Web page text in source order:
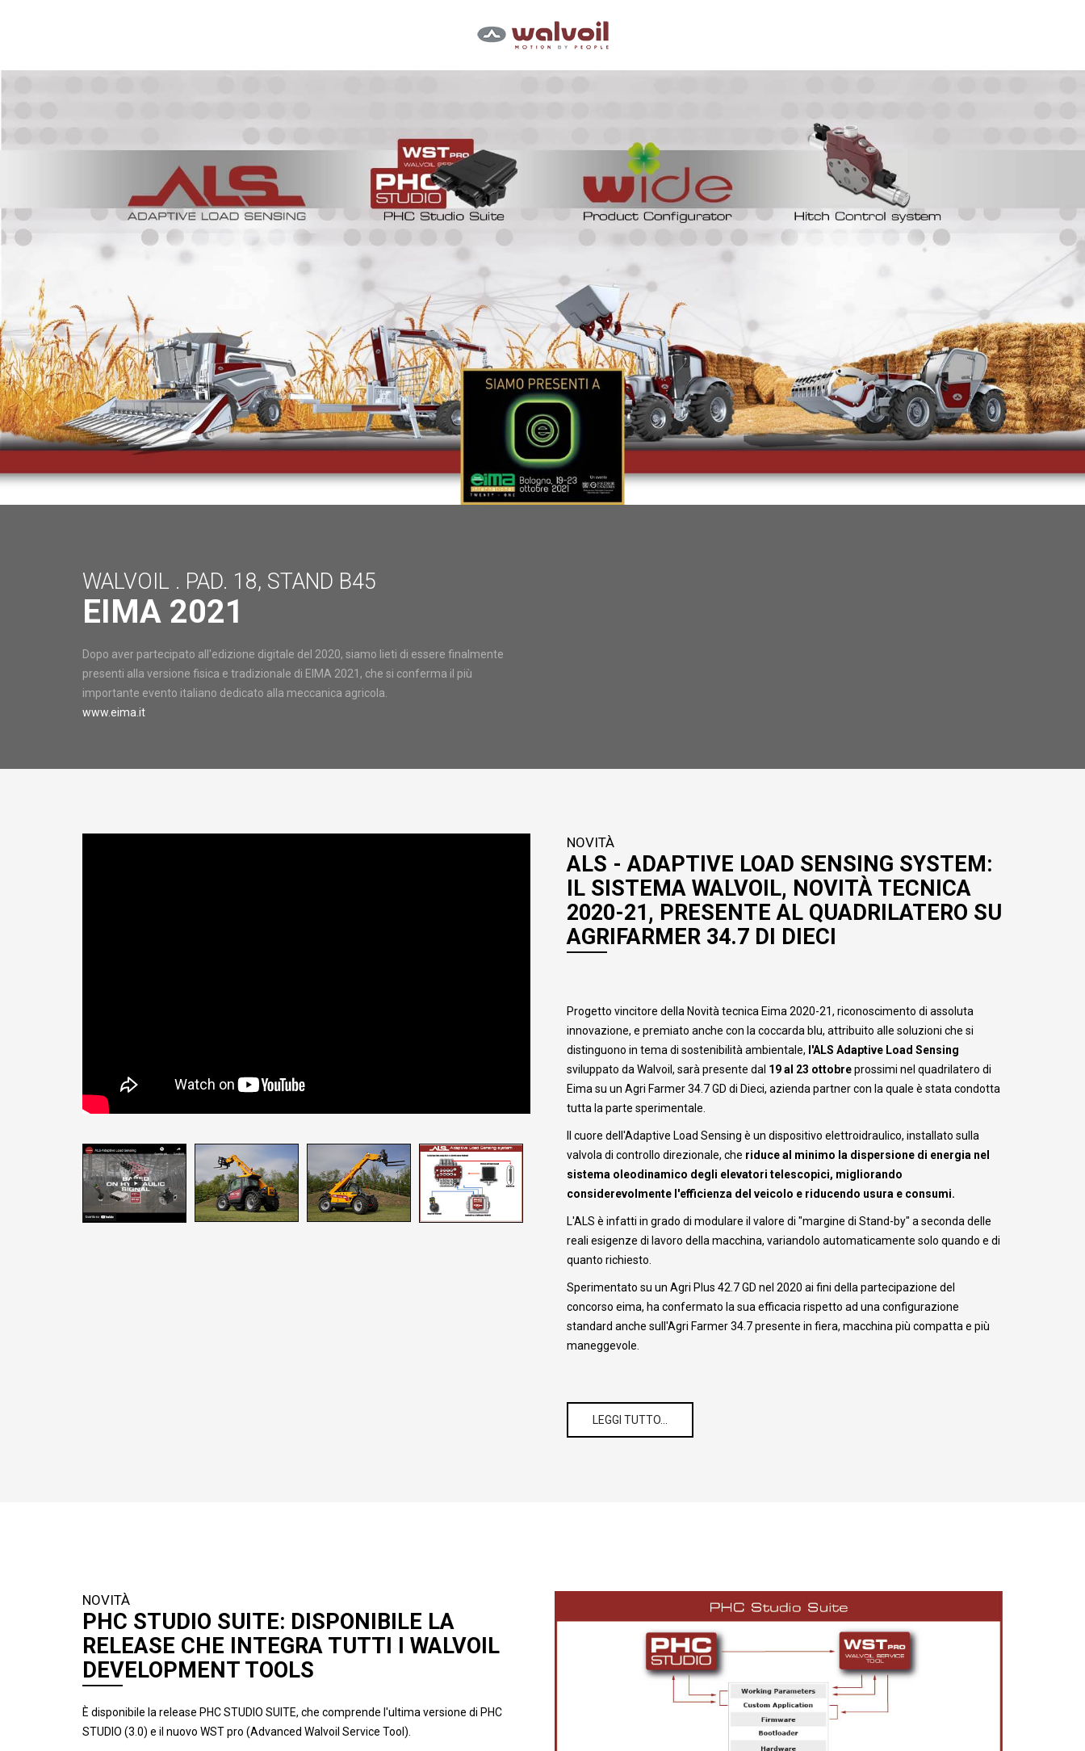
WALVOIL . PAD. 18, STAND B45
EIMA 2021
Dopo aver partecipato all'edizione digitale del 2020, siamo lieti di essere finalmente
presenti alla versione fisica e tradizionale di EIMA 2021, che si conferma il più
importante evento italiano dedicato alla meccanica agricola.
www.eima.it
NOVITÀ
ALS - ADAPTIVE LOAD SENSING SYSTEM:
IL SISTEMA WALVOIL, NOVITÀ TECNICA
2020-21, PRESENTE AL QUADRILATERO SU
AGRIFARMER 34.7 DI DIECI
Progetto vincitore della Novità tecnica Eima 2020-21, riconoscimento di assoluta
innovazione, e premiato anche con la coccarda blu, attribuito alle soluzioni che si
distinguono in tema di sostenibilità ambientale, l'ALS Adaptive Load Sensing
sviluppato da Walvoil, sarà presente dal 19 al 23 ottobreprossimi nel quadrilatero di
Eima su un Agri Farmer 34.7 GD di Dieci, azienda partner con la quale è stata condotta
tutta la parte sperimentale.
Il cuore dell'Adaptive Load Sensing è un dispositivo elettroidraulico, installato sulla
valvola di controllo direzionale, che riduce al minimo la dispersione di energia nel
sistema oleodinamico degli elevatori telescopici, migliorando
considerevolmente l'efficienza del veicolo e riducendo usura e consumi.
L'ALS è infatti in grado di modulare il valore di "margine di Stand-by" a seconda delle
reali esigenze di lavoro della macchina, variandolo automaticamente solo quando e di
quanto richiesto.
Sperimentato su un Agri Plus 42.7 GD nel 2020 ai fini della partecipazione del
concorso eima, ha confermato la sua efficacia rispetto ad una configurazione
standard anche sull'Agri Farmer 34.7 presente in fiera, macchina più compatta e più
maneggevole.
LEGGI TUTTO…
NOVITÀ
PHC STUDIO SUITE: DISPONIBILE LA
RELEASE CHE INTEGRA TUTTI I WALVOIL
DEVELOPMENT TOOLS
È disponibile la release PHC STUDIO SUITE, che comprende l'ultima versione di PHC
STUDIO (3.0) e il nuovo WST pro (Advanced Walvoil Service Tool).